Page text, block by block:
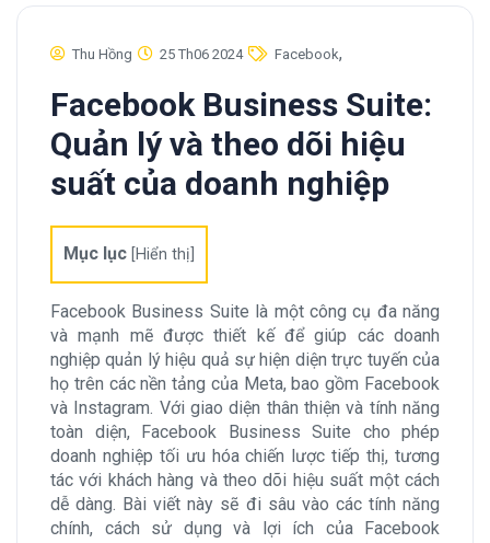
Thu Hồng 25 Th06 2024 Facebook,
Facebook Business Suite:
Quản lý và theo dõi hiệu
suất của doanh nghiệp
Mục lục Hiển thị
Facebook Business Suite là một công cụ đa năng
và mạnh mẽ được thiết kế để giúp các doanh
nghiệp quản lý hiệu quả sự hiện diện trực tuyến của
họ trên các nền tảng của Meta, bao gồm Facebook
và Instagram. Với giao diện thân thiện và tính năng
toàn diện, Facebook Business Suite cho phép
doanh nghiệp tối ưu hóa chiến lược tiếp thị, tương
tác với khách hàng và theo dõi hiệu suất một cách
dễ dàng. Bài viết này sẽ đi sâu vào các tính năng
chính, cách sử dụng và lợi ích của Facebook